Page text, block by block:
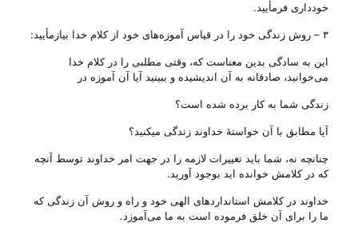
خودداری فرمأیید.
۳ – روش زندگی خود را در قیاس آموزه‌های خود از کلام خدا بیازمأیید:
این به سادگی بدین معناست که، وقتی مطلبی را در کلام خدا
می‌‌خوانید، صادقانه به آن اندیشیده و ببینید آیا آن آموزه در
زندگی شما به کار برده شده است؟
آیا مطابق با آن خواستهٔ خداوند زندگی میکنید؟
چنانچه نه، شما باید تغییرات لازمه را در جهت امر خداوند توسط آنچه
که در کلامش خوانده اید بوجود آورید.
خداوند در کلامش استاندارد‌های الهی خود و راه و روش آن زندگی که
ما را برای آن خلق فرموده است به ما می‌‌آموزد.